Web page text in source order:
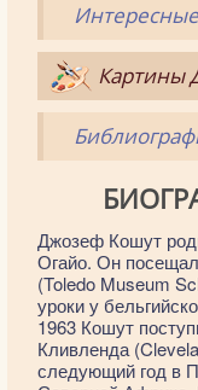
Картины
Джозеф Кошут
Огайо. Он
(Toledo Museum
уроки у
1963 Кошут
Кливленда
следующий год в